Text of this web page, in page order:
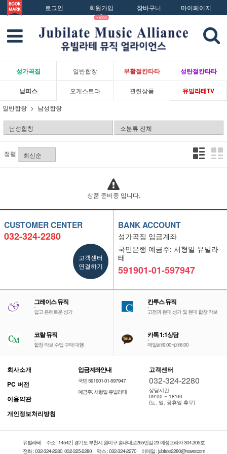
로그인 회원가입 장바구니 마이페이지
성가곡집 일반합창 부활절칸타타 성탄절칸타타
낱피스 오케스트라 관련상품 유빌라테TV
일반합창 남성합창
정렬
상품 준비중 입니다.
CUSTOMER CENTER
032-324-2280
고객센터
연결하기
BANK ACCOUNT
성가곡집 입금계좌
국민은행 예금주: 서형일 유빌라
테
591901-01-597947
그레이스 뮤직
-
쉽고 은혜로운 성가
칸투스 뮤직
-
고전과 현대 성가 및 현대 합창 악보
코랄 뮤직
-
합창 악보 수입 구매 대행
카톡 1:1상담
-
매일am9:00~pm6:00
회사소개
PC 버전
이용약관
개인정보처리방침
입금계좌안내
국민 591901-01-597947
예금주: 서형일 유빌라테
고객센터
032-324-2280
상담시간
09:00 ~ 18:00
(토, 일, 공휴일 휴무)
유빌라테
주소 : 14542 | 경기도 부천시 원미구 송내대로265번길 23 예성프라자 304,305호
전화 : 032-324-2280, 032-325-2280
팩스 : 032-324-2270 이메일 : jubilate2280@naver.com